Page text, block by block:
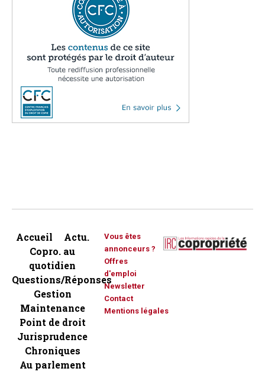
Accueil
Actu.
Copro. au
quotidien
Questions/Réponses
Gestion
Maintenance
Point de droit
Jurisprudence
Chroniques
Au parlement
Vous êtes
annonceurs ?
Offres
d'emploi
Newsletter
Contact
Mentions légales